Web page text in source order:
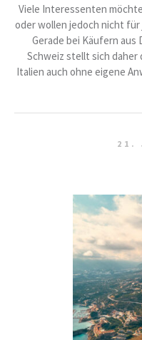
Viele Interessenten
oder wollen jedoch nicht
Gerade bei Käufern
Schweiz stellt sich daher
Italien auch ohne eigene
21.